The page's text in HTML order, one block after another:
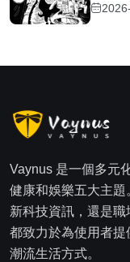
Vaynus 是一個多元
健康和娛樂五大主
新科技資訊，還是
都致力於為使用者
潮流生活方式。